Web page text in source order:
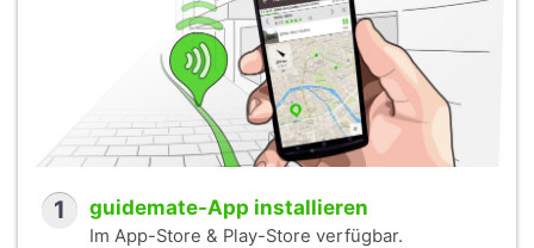
1 guidemate-App installieren
Im App-Store & Play-Store verfügbar.